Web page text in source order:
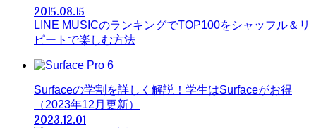
2015.08.15
LINE MUSICのランキングでTOP100をシャッフル＆リ
ピートで楽しむ方法
Surfaceの学割を詳しく解説！学生はSurfaceがお得
（2023年12月更新）
2023.12.01